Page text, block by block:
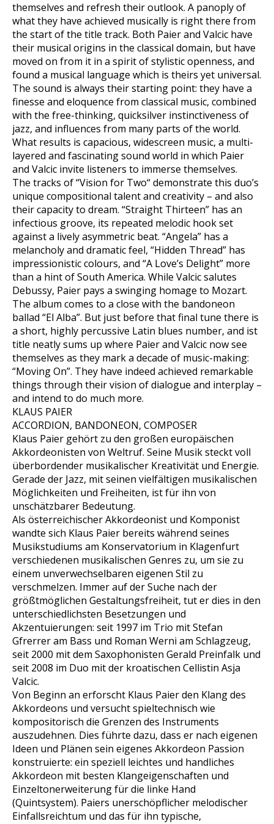
themselves and refresh their outlook. A panoply of
what they have achieved musically is right there from
the start of the title track. Both Paier and Valcic have
their musical origins in the classical domain, but have
moved on from it in a spirit of stylistic openness, and
found a musical language which is theirs yet universal.
The sound is always their starting point: they have a
finesse and eloquence from classical music, combined
with the free-thinking, quicksilver instinctiveness of
jazz, and influences from many parts of the world.
What results is capacious, widescreen music, a multi-
layered and fascinating sound world in which Paier
and Valcic invite listeners to immerse themselves.
The tracks of “Vision for Two“ demonstrate this duo’s
unique compositional talent and creativity – and also
their capacity to dream. “Straight Thirteen” has an
infectious groove, its repeated melodic hook set
against a lively asymmetric beat. “Angela” has a
melancholy and dramatic feel, “Hidden Thread” has
impressionistic colours, and “A Love’s Delight” more
than a hint of South America. While Valcic salutes
Debussy, Paier pays a swinging homage to Mozart.
The album comes to a close with the bandoneon
ballad “El Alba”. But just before that final tune there is
a short, highly percussive Latin blues number, and ist
title neatly sums up where Paier and Valcic now see
themselves as they mark a decade of music-making:
“Moving On”. They have indeed achieved remarkable
things through their vision of dialogue and interplay –
and intend to do much more.
KLAUS PAIER
ACCORDION, BANDONEON, COMPOSER
Klaus Paier gehört zu den großen europäischen
Akkordeonisten von Weltruf. Seine Musik steckt voll
überbordender musikalischer Kreativität und Energie.
Gerade der Jazz, mit seinen vielfältigen musikalischen
Möglichkeiten und Freiheiten, ist für ihn von
unschätzbarer Bedeutung.
Als österreichischer Akkordeonist und Komponist
wandte sich Klaus Paier bereits während seines
Musikstudiums am Konservatorium in Klagenfurt
verschiedenen musikalischen Genres zu, um sie zu
einem unverwechselbaren eigenen Stil zu
verschmelzen. Immer auf der Suche nach der
größtmöglichen Gestaltungsfreiheit, tut er dies in den
unterschiedlichsten Besetzungen und
Akzentuierungen: seit 1997 im Trio mit Stefan
Gfrerrer am Bass und Roman Werni am Schlagzeug,
seit 2000 mit dem Saxophonisten Gerald Preinfalk und
seit 2008 im Duo mit der kroatischen Cellistin Asja
Valcic.
Von Beginn an erforscht Klaus Paier den Klang des
Akkordeons und versucht spieltechnisch wie
kompositorisch die Grenzen des Instruments
auszudehnen. Dies führte dazu, dass er nach eigenen
Ideen und Plänen sein eigenes Akkordeon Passion
konstruierte: ein speziell leichtes und handliches
Akkordeon mit besten Klangeigenschaften und
Einzeltonerweiterung für die linke Hand
(Quintsystem). Paiers unerschöpflicher melodischer
Einfallsreichtum und das für ihn typische,